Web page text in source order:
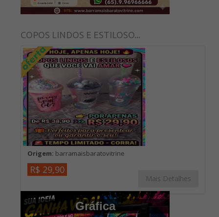
COPOS LINDOS E ESTILOSO...
Origem: barramaisbaratovitrine
R$ 29,90
Mais Detalhes
Gráfica